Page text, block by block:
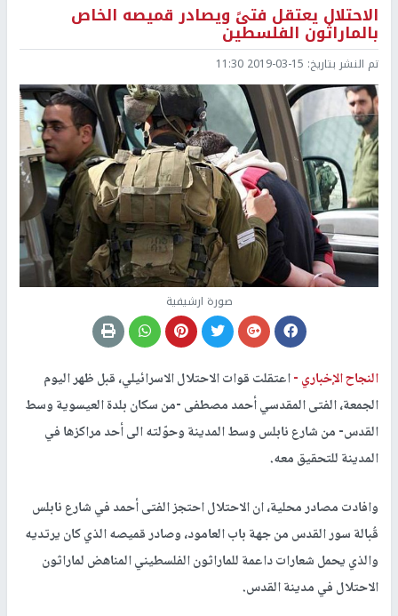
الاحتلال يعتقل فتىً ويصادر قميصه الخاص
بالماراثون الفلسطين
تم النشر بتاريخ: 2019-03-15 11:30
صورة ارشيفية
النجاح الإخباري -اعتقلت قوات الاحتلال الاسرائيلي، قبل ظهر اليوم
الجمعة، الفتى المقدسي أحمد مصطفى -من سكان بلدة العيسوية وسط
القدس- من شارع نابلس وسط المدينة وحوّلته الى أحد مراكزها في
المدينة للتحقيق معه.
وافادت مصادر محلية، ان الاحتلال احتجز الفتى أحمد في شارع نابلس
قُبالة سور القدس من جهة باب العامود، وصادر قميصه الذي كان يرتديه
والذي يحمل شعارات داعمة للماراثون الفلسطيني المناهض لماراثون
الاحتلال في مدينة القدس.